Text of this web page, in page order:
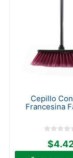
Cepillo
Francesina